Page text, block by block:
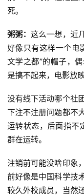
力
科
征
文
投
文
章
科
资
讯
死。
粥粥：这么一想，近
好像只有这样一个电
文学之都”的帽子，
是搞不起来，电影放
没有线下活动哪个社
下注不注册问题都不
运转状态，后面指不
群在运转。
注销前可能没啥印象
前好像是中国科学技
较久外校成员，当然